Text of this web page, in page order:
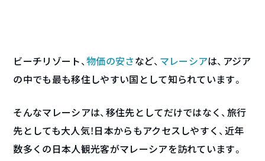
ビーチリゾート、 物価の安さ など、 マレーシアは、アジア
の中でも最も移住しやすい国として知られています。
そんなマレーシアは、移住先としてだけではなく、旅行
先としても大人気！日本からもアクセスしやすく、近年
数多くの日本人観光客がマレーシアを訪れています。